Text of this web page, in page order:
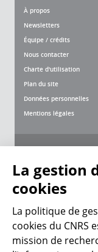
À propos
Newsletters
Équipe / crédits
Nous contacter
Charte d'utilisation
Plan du site
Données personnelles
Mentions légales
La gestion
cookies
La politique de
cookies du CNRS
mission de